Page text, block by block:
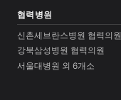
협력병원
신촌세브란스병원 협력의원
강북삼성병원 협력의원
서울대병원 외 6개소